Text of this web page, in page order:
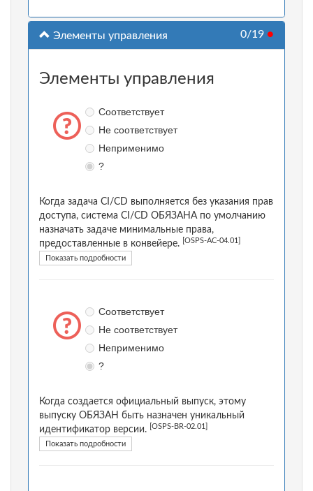
Элементы управления 0/19 ●
Элементы управления
Соответствует
Не соответствует
Неприменимо
?
Когда задача CI/CD выполняется без указания прав
доступа, система CI/CD ОБЯЗАНА по умолчанию
назначать задаче минимальные права,
предоставленные в конвейере.
[OSPS-AC-04.01]
Показать подробности
Соответствует
Не соответствует
Неприменимо
?
Когда создается официальный выпуск, этому
выпуску ОБЯЗАН быть назначен уникальный
идентификатор версии.
[OSPS-BR-02.01]
Показать подробности